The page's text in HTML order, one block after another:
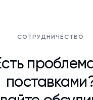
СОТРУДНИЧЕСТВО